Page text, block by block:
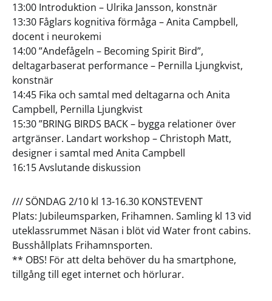
13:00 Introduktion – Ulrika Jansson, konstnär
13:30 Fåglars kognitiva förmåga – Anita Campbell,
docent i neurokemi
14:00 ”Andefågeln – Becoming Spirit Bird”,
deltagarbaserat performance – Pernilla Ljungkvist,
konstnär
14:45 Fika och samtal med deltagarna och Anita
Campbell, Pernilla Ljungkvist
15:30 ”BRING BIRDS BACK – bygga relationer över
artgränser. Landart workshop – Christoph Matt,
designer i samtal med Anita Campbell
16:15 Avslutande diskussion
/// SÖNDAG 2/10 kl 13-16.30 KONSTEVENT
Plats: Jubileumsparken, Frihamnen. Samling kl 13 vid
uteklassrummet Näsan i blöt vid Water front cabins.
Busshållplats Frihamnsporten.
** OBS! För att delta behöver du ha smartphone,
tillgång till eget internet och hörlurar.